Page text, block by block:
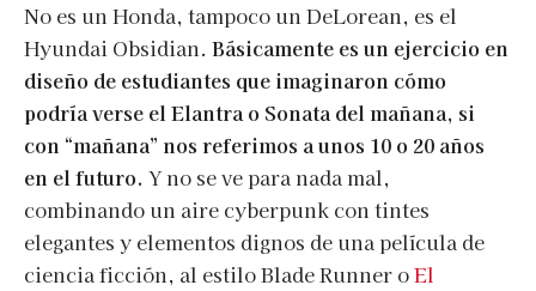
No es un Honda, tampoco un DeLorean, es el
Hyundai Obsidian. Básicamente es un ejercicio en
diseño de estudiantes que imaginaron cómo
podría verse el Elantra o Sonata del mañana, si
con “mañana” nos referimos a unos 10 o 20 años
en el futuro. Y no se ve para nada mal,
combinando un aire cyberpunk con tintes
elegantes y elementos dignos de una película de
ciencia ficción, al estilo Blade Runner oEl